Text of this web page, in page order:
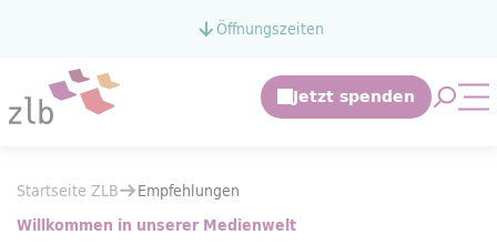
Zum Hauptinhalt springenÖffnungszeiten
Empfehlungen
Sie befinden sich hier:
Startseite ZLB Empfehlungen
Willkommen in unserer Medienwelt